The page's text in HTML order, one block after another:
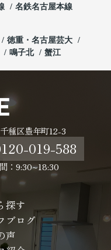
名鉄名古屋本線
徳重・名古屋芸大
鳴子北 蟹江
種区豊年町12-3
019-588
：9:30~18:30
探す
ブログ
声